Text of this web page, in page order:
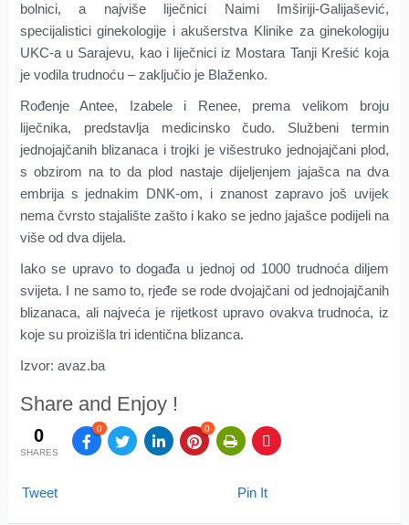
bolnici, a najviše liječnici Naimi Imširiji-Galijašević,
specijalistici ginekologije i akušerstva Klinike za ginekologiju
UKC-a u Sarajevu, kao i liječnici iz Mostara Tanji Krešić koja
je vodila trudnoću – zaključio je Blaženko.
Rođenje Antee, Izabele i Renee, prema velikom broju
liječnika, predstavlja medicinsko čudo. Službeni termin
jednojajčanih blizanaca i trojki je višestruko jednojajčani plod,
s obzirom na to da plod nastaje dijeljenjem jajašca na dva
embrija s jednakim DNK-om, i znanost zapravo još uvijek
nema čvrsto stajalište zašto i kako se jedno jajašce podijeli na
više od dva dijela.
Iako se upravo to događa u jednoj od 1000 trudnoća diljem
svijeta. I ne samo to, rjeđe se rode dvojajčani od jednojajčanih
blizanaca, ali najveća je rijetkost upravo ovakva trudnoća, iz
koje su proizišla tri identična blizanca.
Izvor: avaz.ba
Share and Enjoy !
0
SHARES
0 0
Tweet Pin It